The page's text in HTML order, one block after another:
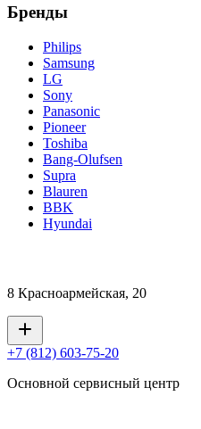
Бренды
Philips
Samsung
LG
Sony
Panasonic
Pioneer
Toshiba
Bang-Olufsen
Supra
Blauren
BBK
Hyundai
8 Красноармейская, 20
+7 (812) 603-75-20
Основной сервисный центр